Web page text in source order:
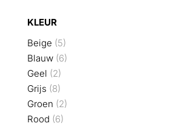
KLEUR
Beige (5)
Blauw (6)
Geel (2)
Grijs (8)
Groen (2)
Rood (6)